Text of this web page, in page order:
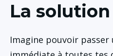
La
Imagine pouvoir